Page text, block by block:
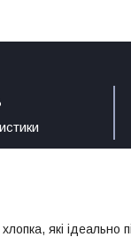
які ідеально